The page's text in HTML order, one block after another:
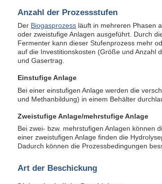
Anzahl der Prozessstufen
Der Biogasprozess läuft in mehreren Phasen
oder zweistufige Anlagen ausgeführt. Durch
Fermenter kann dieser Stufenprozess mehr
auf die Investitionskosten (Größe und Anzahl
und Gasertrag.
Einstufige Anlage
Bei einer einstufigen Anlage werden die
und Methanbildung) in einem Behälter
Zweistufige Anlage/mehrstufige Anlage
Bei zwei- bzw. mehrstufigen Anlagen können
einer zweistufigen Anlage finden die
Dadurch können die Prozessbedingungen
Art der Beschickung